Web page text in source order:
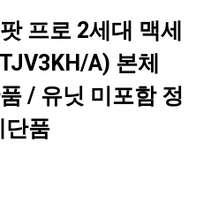
프로 2세대 맥세
A) 본체
/ 유닛 미포함 정
단품